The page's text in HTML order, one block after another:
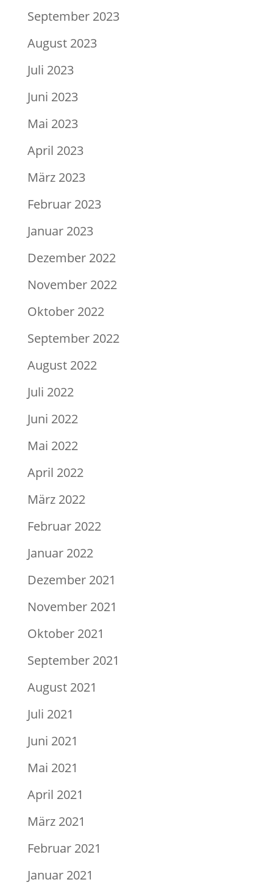
September 2023
August 2023
Juli 2023
Juni 2023
Mai 2023
April 2023
März 2023
Februar 2023
Januar 2023
Dezember 2022
November 2022
Oktober 2022
September 2022
August 2022
Juli 2022
Juni 2022
Mai 2022
April 2022
März 2022
Februar 2022
Januar 2022
Dezember 2021
November 2021
Oktober 2021
September 2021
August 2021
Juli 2021
Juni 2021
Mai 2021
April 2021
März 2021
Februar 2021
Januar 2021